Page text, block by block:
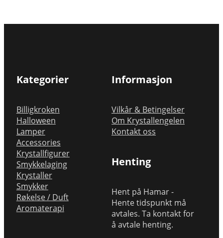
Kategorier
Billigkroken
Halloween
Lamper
Accessories
Krystallfigurer
Smykkelaging
Krystaller
Smykker
Røkelse / Duft
Aromaterapi
Informasjon
Vilkår & Betingelser
Om Krystallengelen
Kontakt oss
Henting
Hent på Hamar -
Hente tidspunkt må
avtales. Ta kontakt for
å avtale henting.